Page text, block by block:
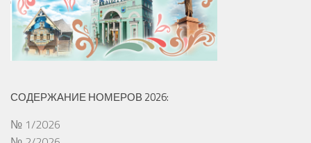
СОДЕРЖАНИЕ НОМЕРОВ 2026:
№ 1/2026